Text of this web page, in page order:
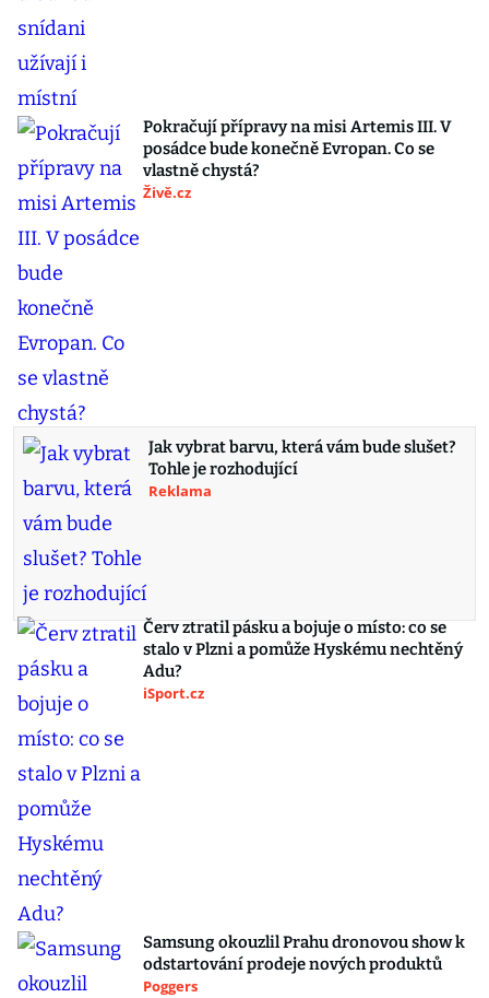
Pokračují přípravy na misi Artemis III. V
posádce bude konečně Evropan. Co se
vlastně chystá?
Živě.cz
Jak vybrat barvu, která vám bude slušet?
Tohle je rozhodující
Reklama
Červ ztratil pásku a bojuje o místo: co se
stalo v Plzni a pomůže Hyskému nechtěný
Adu?
iSport.cz
Samsung okouzlil Prahu dronovou show k
odstartování prodeje nových produktů
Poggers